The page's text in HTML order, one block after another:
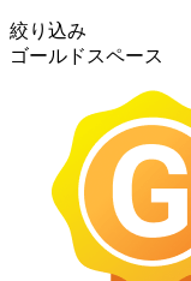
絞り込み
ゴールドスペース